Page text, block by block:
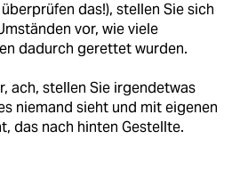
das!), stellen Sie sich
vor, wie viele
dadurch gerettet wurden.
ach, stellen Sie irgendetwas
niemand sieht und mit eigenen
das nach hinten Gestellte.